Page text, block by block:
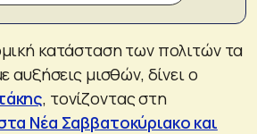
κατάσταση των πολιτών τα
αυξήσεις μισθών, δίνει ο
, τονίζοντας στη
Νέα Σαββατοκύριακο και